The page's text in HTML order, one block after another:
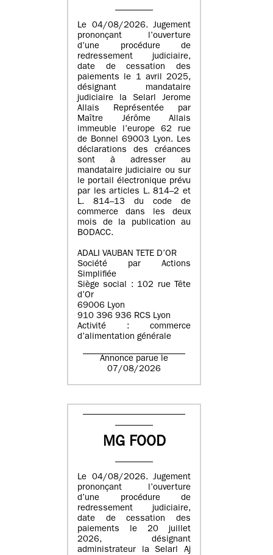
Le 04/08/2026. Jugement
prononçant l’ouverture
d’une procédure de
redressement judiciaire,
date de cessation des
paiements le 1 avril 2025,
désignant mandataire
judiciaire la Selarl Jerome
Allais Représentée par
Maître Jérôme Allais
immeuble l’europe 62 rue
de Bonnel 69003 Lyon. Les
déclarations des créances
sont à adresser au
mandataire judiciaire ou sur
le portail électronique prévu
par les articles L. 814–2 et
L. 814–13 du code de
commerce dans les deux
mois de la publication au
BODACC.
ADALI VAUBAN TETE D’OR
Société par Actions
Simplifiée
Siège social : 102 rue Tête
d’Or
69006 Lyon
910 396 936 RCS Lyon
Activité : commerce
d’alimentation générale
Annonce parue le
07/08/2026
MG FOOD
Le 04/08/2026. Jugement
prononçant l’ouverture
d’une procédure de
redressement judiciaire,
date de cessation des
paiements le 20 juillet
2026, désignant
administrateur la Selarl Aj